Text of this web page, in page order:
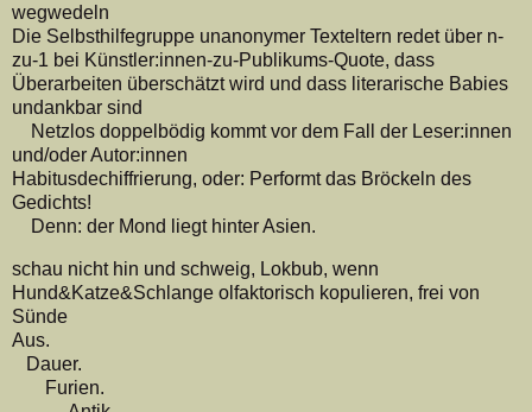
wegwedeln
Die Selbsthilfegruppe unanonymer Texteltern redet über n-
zu-1 bei Künstler:innen-zu-Publikums-Quote, dass
Überarbeiten überschätzt wird und dass literarische Babies
undankbar sind
Netzlos doppelbödig kommt vor dem Fall der Leser:innen
und/oder Autor:innen
Habitusdechiffrierung, oder: Performt das Bröckeln des
Gedichts!
Denn: der Mond liegt hinter Asien.
schau nicht hin und schweig, Lokbub, wenn
Hund&Katze&Schlange olfaktorisch kopulieren, frei von
Sünde
Aus.
Dauer.
Furien.